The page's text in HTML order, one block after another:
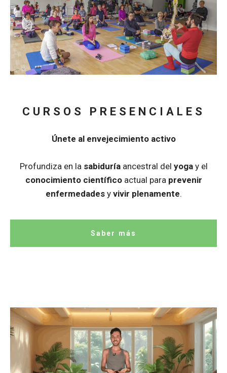
CURSOS PRESENCIALES
Únete al envejecimiento activo
Profundiza en la sabiduríaancestral del yogay el
conocimiento científicoactual paraprevenir
enfermedadesy vivir plenamente.
Saber más